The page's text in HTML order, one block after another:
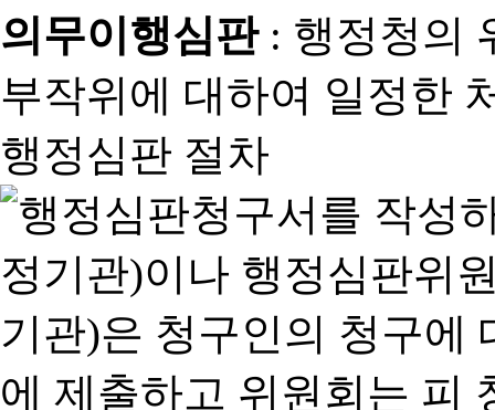
의무이행심판: 행정청의
부작위에 대하여 일정한
행정심판 절차